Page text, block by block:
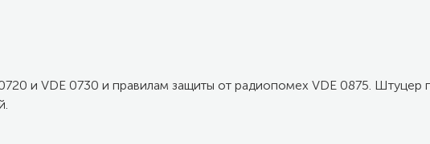
и VDE 0730 и правилам защиты от радиопомех VDE 0875. Штуцер